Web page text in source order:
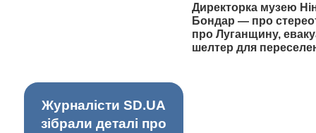
Директорка музею
Бондар — про
про Луганщину,
шелтер для
Журналісти SD.UA
зібрали деталі про